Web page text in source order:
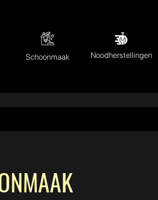
Schoonmaak Noodherstellingen